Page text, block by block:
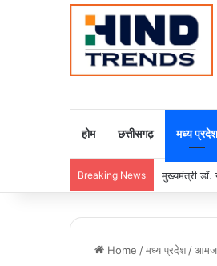
होम छत्तीसगढ़ मध्य प्रदेश
Breaking News मुख्यमंत्री डॉ.
Home /मध्य प्रदेश /